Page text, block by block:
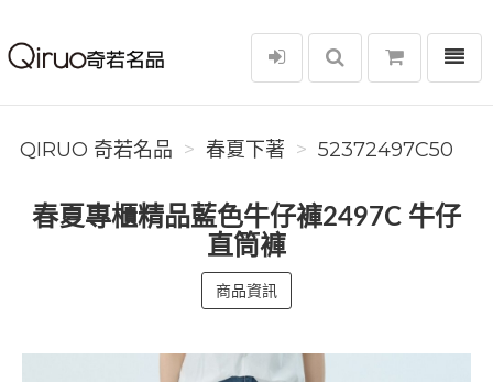
Qiruo 奇若名品
選單
QIRUO 奇若名品 春夏下著 52372497C50
春夏專櫃精品藍色牛仔褲2497C 牛仔
直筒褲
商品資訊